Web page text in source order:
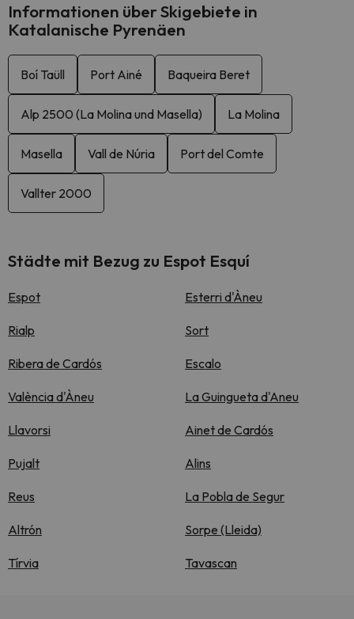
Informationen über Skigebiete in
Katalanische Pyrenäen
Boí Taüll Port Ainé Baqueira Beret
Alp 2500 (La Molina und Masella) La Molina
Masella Vall de Núria Port del Comte
Vallter 2000
Städte mit Bezug zu Espot Esquí
Espot Esterri d'Àneu
Rialp Sort
Ribera de Cardós Escalo
València d'Àneu La Guingueta d'Aneu
Llavorsi Ainet de Cardós
Pujalt Alins
Reus La Pobla de Segur
Altrón Sorpe (Lleida)
Tírvia Tavascan